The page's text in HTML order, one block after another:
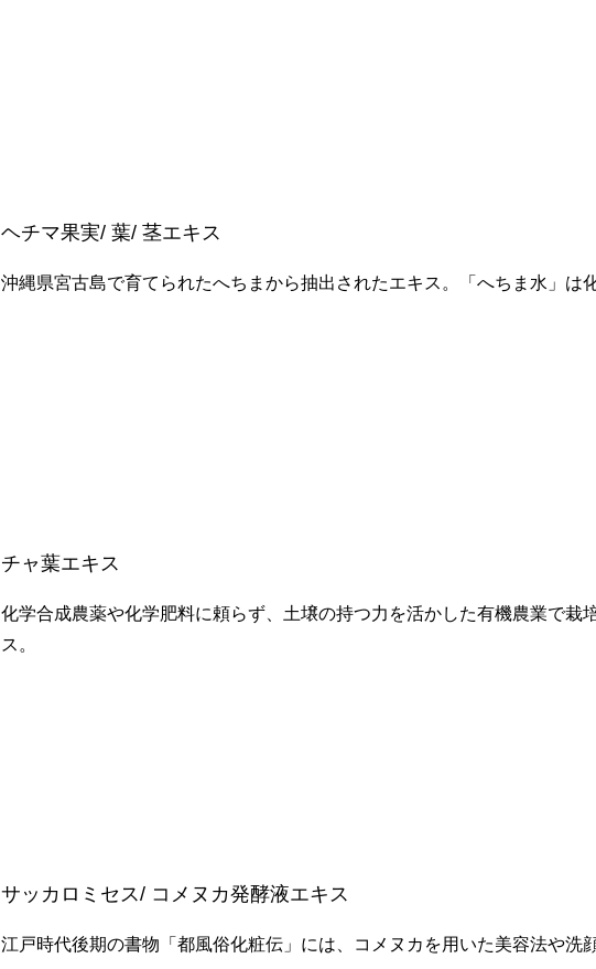
ヘチマ果実/ 葉/ 茎エキス
沖縄県宮古島で育てられたへちまから抽出されたエキス。「へちま水」は
チャ葉エキス
化学合成農薬や化学肥料に頼らず、土壌の持つ力を活かした有機農業で栽
ス。
サッカロミセス/ コメヌカ発酵液エキス
江戸時代後期の書物「都風俗化粧伝」には、コメヌカを用いた美容法や洗